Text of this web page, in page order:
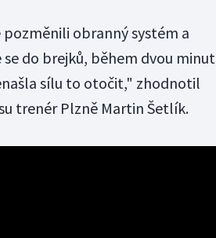
obranný systém a
do brejků, během dvou minut
sílu to otočit," zhodnotil
trenér Plzně Martin Šetlík.